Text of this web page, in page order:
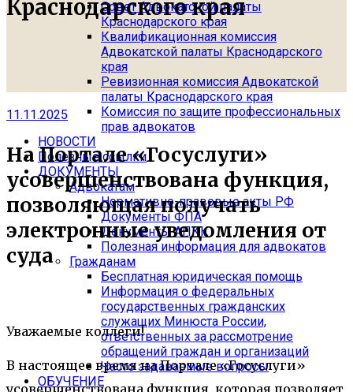
Совет Адвокатской палаты
Краснодарского края
Квалификационная комиссия
Адвокатской палаты Краснодарского
края
Ревизионная комиссия Адвокатской
палаты Краснодарского края
Комиссия по защите профессиональных
прав адвокатов
НОВОСТИ
Полезные ссылки
ДОКУМЕНТЫ
Адвокатам
Нормативно-правовые акты РФ
Документы ФПА
Документы АПКК
Полезная информация для адвокатов
Гражданам
Бесплатная юридическая помощь
Информация о федеральных
государственных гражданских
служащих Минюста России,
ответственных за рассмотрение
обращений граждан и организаций
Часто задаваемые вопросы
ОБУЧЕНИЕ
Краснодарского края
11.11.2025
На Портале «Госуслуги»
усовершенствована функция,
позволяющая получать
электронные уведомления от
суда
Уважаемые коллеги!
В настоящее время на Портале «Госуслуги»
усовершенствована функция, которая позволяет